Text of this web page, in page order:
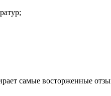
самые восторженные